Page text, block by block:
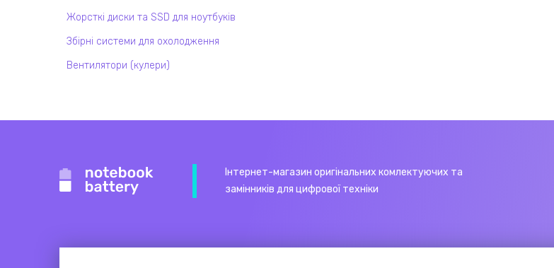
Жорсткі диски та SSD для ноутбуків
Збірні системи для охолодження
Вентилятори (кулери)
Інтернет-магазин оригінальних комлектуючих та
замінників для цифрової техніки